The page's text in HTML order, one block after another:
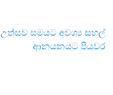
උත්සව සමයට අවශ්‍ය සහල්
ආනයනයට පියවර